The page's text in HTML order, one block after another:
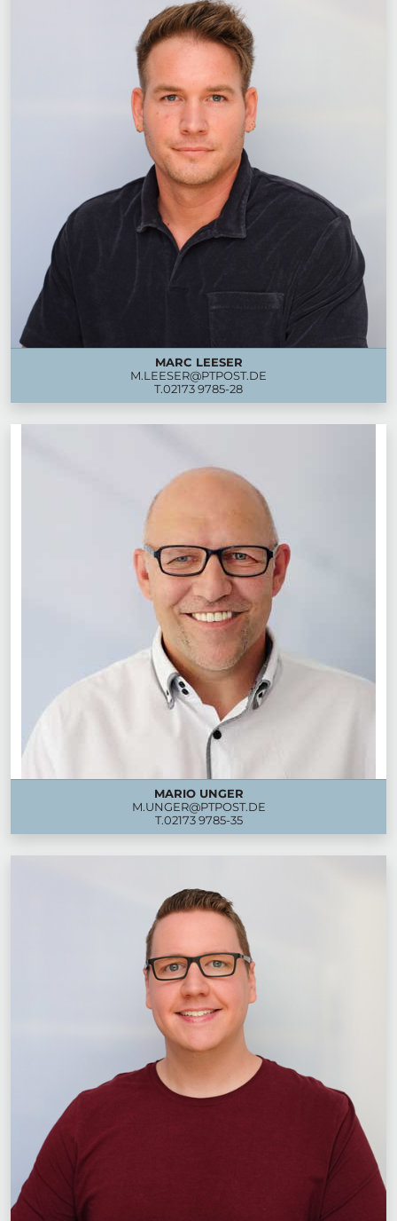
MARC LEESER
M.LEESER@PTPOST.DE
T.02173 9785-28
MARIO UNGER
M.UNGER@PTPOST.DE
T.02173 9785-35